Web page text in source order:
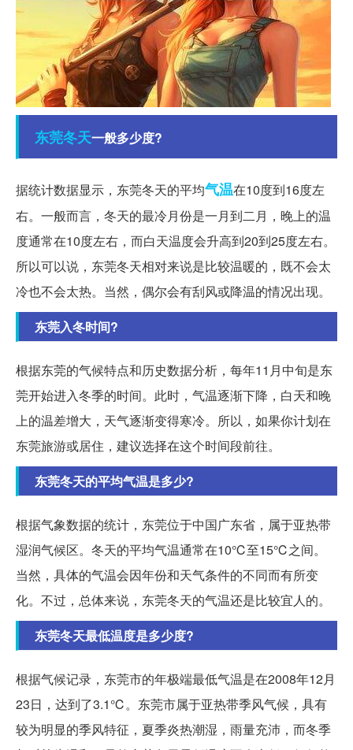
东莞冬天一般多少度?
据统计数据显示，东莞冬天的平均气温在10度到16度左
右。一般而言，冬天的最冷月份是一月到二月，晚上的温
度通常在10度左右，而白天温度会升高到20到25度左右。
所以可以说，东莞冬天相对来说是比较温暖的，既不会太
冷也不会太热。当然，偶尔会有刮风或降温的情况出现。
东莞入冬时间?
根据东莞的气候特点和历史数据分析，每年11月中旬是东
莞开始进入冬季的时间。此时，气温逐渐下降，白天和晚
上的温差增大，天气逐渐变得寒冷。所以，如果你计划在
东莞旅游或居住，建议选择在这个时间段前往。
东莞冬天的平均气温是多少?
根据气象数据的统计，东莞位于中国广东省，属于亚热带
湿润气候区。冬天的平均气温通常在10℃至15℃之间。
当然，具体的气温会因年份和天气条件的不同而有所变
化。不过，总体来说，东莞冬天的气温还是比较宜人的。
东莞冬天最低温度是多少度?
根据气候记录，东莞市的年极端最低气温是在2008年12月
23日，达到了3.1℃。东莞市属于亚热带季风气候，具有
较为明显的季风特征，夏季炎热潮湿，雨量充沛，而冬季